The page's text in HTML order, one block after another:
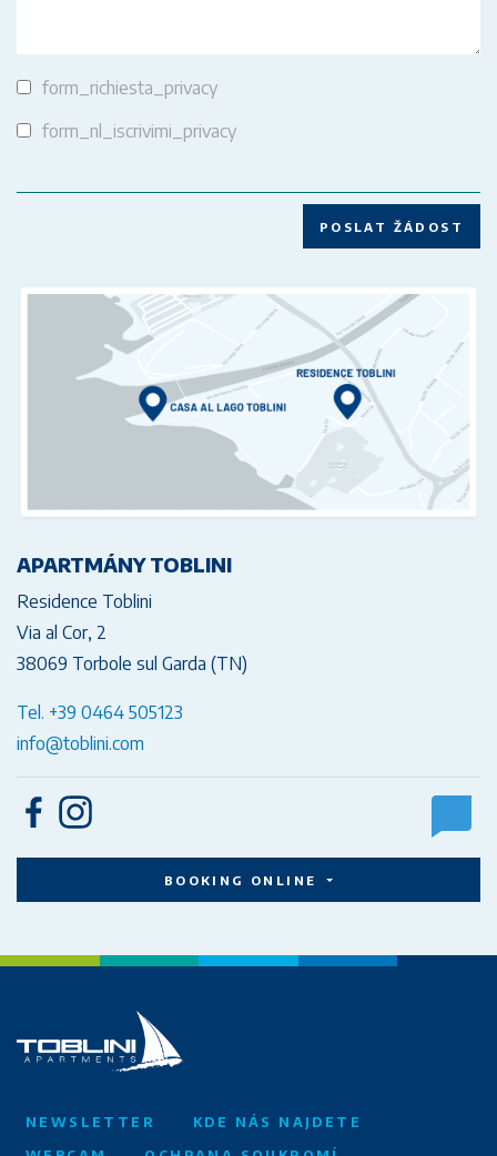
form_richiesta_privacy
form_nl_iscrivimi_privacy
POSLAT ŽÁDOST
APARTMÁNY TOBLINI
Residence Toblini
Via al Cor, 2
38069 Torbole sul Garda (TN)
Tel. +39 0464 505123
info@toblini.com
BOOKING ONLINE
NEWSLETTER
KDE NÁS NAJDETE